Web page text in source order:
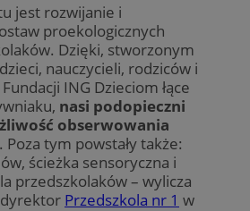
jest rozwijanie i
proekologicznych
Dzięki, stworzonym
nauczycieli, rodziców i
ING Dzieciom łące
nasi podopieczni
obserwowania
. Poza tym powstały także:
ścieżka sensoryczna i
przedszkolaków – wylicza
Przedszkola nr 1 w